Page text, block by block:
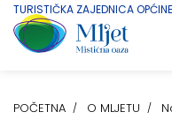
TURISTIČKA ZAJEDNICA OPĆINE
POČETNA O MLJETU